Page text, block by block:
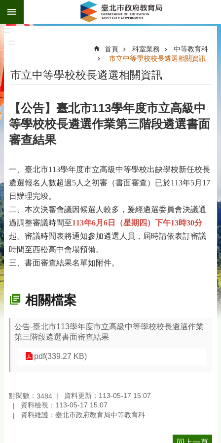
跳到主要內容區塊
:::
:::
首頁 科室業務
中等教育科
市立中等學校校長遴選相關資訊
市立中等學校校長遴選相關資訊
【公告】臺北市113學年度市立高級中
等學校校長遴選作業第三階段遴選書面
審查結果
一、臺北市113學年度市立高級中等學校出缺學校新任校長
遴選報名人數超過5 人之初審（書面審查）已於113年5月 17
日辦理完竣。
二、本次決審會議因候選人較多，爰經遴選委員會決議通
過調整審議時間至113年6月6日（星期四）下午13時30分
起。審議時間表將通知參加遴選人員，屆時請依表訂審議
時間至西松高中會場預備。
三、書面審查結果名單如附件。
相關檔案
公告-臺北市113學年度市立高級中等學校校長遴選作業
第三階段遴選書面審查結果
pdf(339.27 KB)
點閱數： 3484
資料更新：113-05-17 15:07
資料檢視：113-05-17 15:07
資料維護：臺北市政府教育局中等教育科